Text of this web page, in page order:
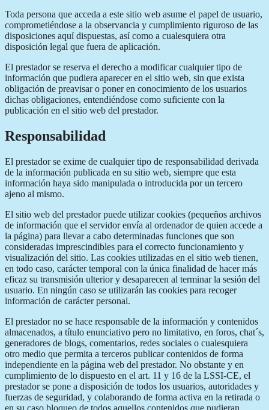
Toda persona que acceda a este sitio web asume el papel de usuario,
comprometiéndose a la observancia y cumplimiento riguroso de las
disposiciones aquí dispuestas, así como a cualesquiera otra
disposición legal que fuera de aplicación.
El prestador se reserva el derecho a modificar cualquier tipo de
información que pudiera aparecer en el sitio web, sin que exista
obligación de preavisar o poner en conocimiento de los usuarios
dichas obligaciones, entendiéndose como suficiente con la
publicación en el sitio web del prestador.
Responsabilidad
El prestador se exime de cualquier tipo de responsabilidad derivada
de la información publicada en su sitio web, siempre que esta
información haya sido manipulada o introducida por un tercero
ajeno al mismo.
El sitio web del prestador puede utilizar cookies (pequeños archivos
de información que el servidor envía al ordenador de quien accede a
la página) para llevar a cabo determinadas funciones que son
consideradas imprescindibles para el correcto funcionamiento y
visualización del sitio. Las cookies utilizadas en el sitio web tienen,
en todo caso, carácter temporal con la única finalidad de hacer más
eficaz su transmisión ulterior y desaparecen al terminar la sesión del
usuario. En ningún caso se utilizarán las cookies para recoger
información de carácter personal.
El prestador no se hace responsable de la información y contenidos
almacenados, a título enunciativo pero no limitativo, en foros, chat´s,
generadores de blogs, comentarios, redes sociales o cualesquiera
otro medio que permita a terceros publicar contenidos de forma
independiente en la página web del prestador. No obstante y en
cumplimiento de lo dispuesto en el art. 11 y 16 de la LSSI-CE, el
prestador se pone a disposición de todos los usuarios, autoridades y
fuerzas de seguridad, y colaborando de forma activa en la retirada o
en su caso bloqueo de todos aquellos contenidos que pudieran